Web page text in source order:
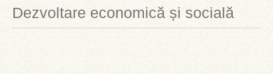
Dezvoltare economică și socială